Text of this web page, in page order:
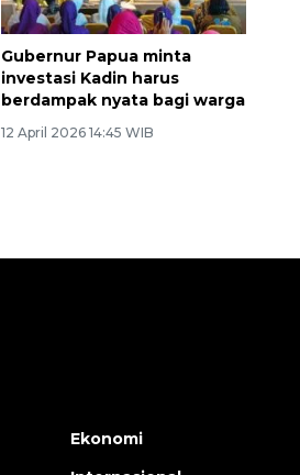
Gubernur Papua minta
investasi Kadin harus
berdampak nyata bagi warga
12 April 2026 14:45 WIB
Ekonomi